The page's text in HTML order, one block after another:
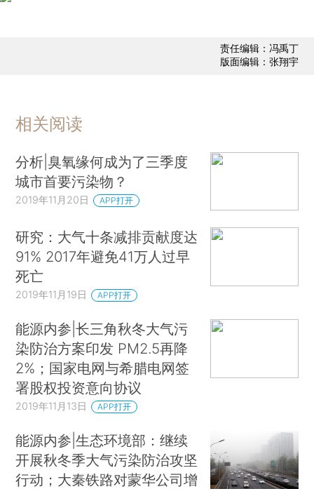
责任编辑：冯禹丁
版面编辑：张翔宇
相关阅读
分析|臭氧缘何成为了三季度
城市首要污染物？
2019年11月20日 APP打开
研究：大气十条减排贡献度达
91% 2017年避免41万人过早
死亡
2019年11月19日 APP打开
能源内参|长三角秋冬大气污
染防治方案印发 PM2.5再降
2%；国家电网与希腊电网签
署股权投资意向协议
2019年11月13日 APP打开
能源内参|生态环境部：继续
开展秋冬季大气污染防治攻坚
行动；大秦铁路对蒙华公司增